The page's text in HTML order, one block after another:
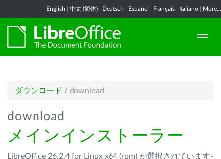
English 中文 (简体) Deutsch Español Français Italiano More...
ダウンロード / download
download
メインインストーラー
LibreOffice 26.2.4 for Linux x64 (rpm) が選択されています-